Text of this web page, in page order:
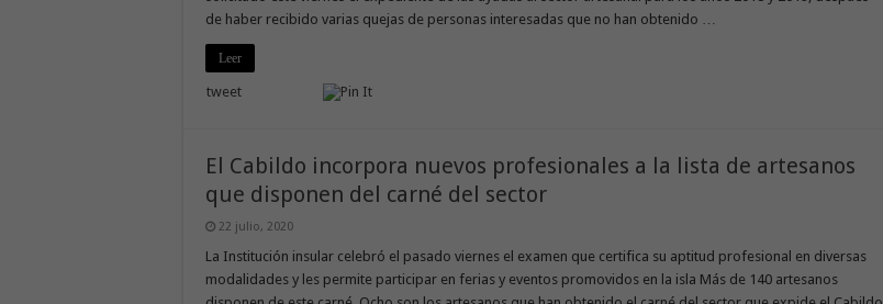
de haber recibido varias quejas de personas interesadas que no han obtenido …
Leer
tweet
El Cabildo incorpora nuevos profesionales a la lista de artesanos
que disponen del carné del sector
22 julio, 2020
La Institución insular celebró el pasado viernes el examen que certifica su aptitud profesional en diversas
modalidades y les permite participar en ferias y eventos promovidos en la isla Más de 140 artesanos